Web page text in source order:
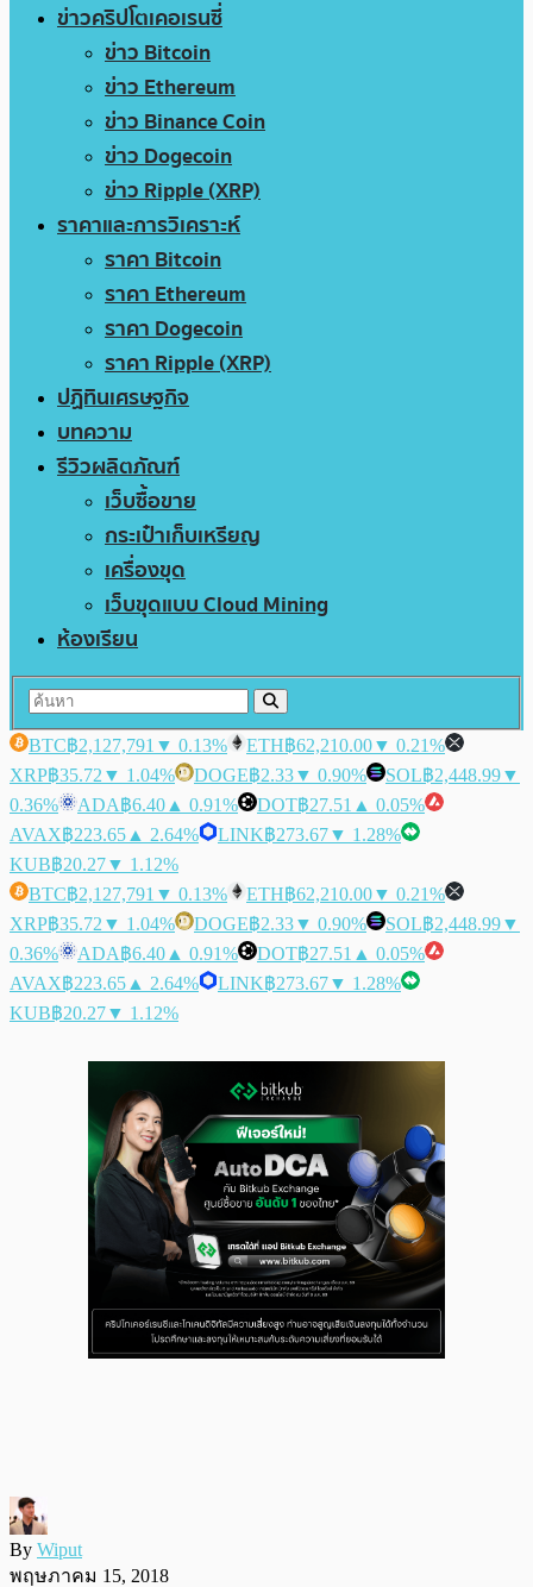
ข่าวคริปโตเคอเรนซี่
ข่าว Bitcoin
ข่าว Ethereum
ข่าว Binance Coin
ข่าว Dogecoin
ข่าว Ripple (XRP)
ราคาและการวิเคราะห์
ราคา Bitcoin
ราคา Ethereum
ราคา Dogecoin
ราคา Ripple (XRP)
ปฏิทินเศรษฐกิจ
บทความ
รีวิวผลิตภัณฑ์
เว็บซื้อขาย
กระเป๋าเก็บเหรียญ
เครื่องขุด
เว็บขุดแบบ Cloud Mining
ห้องเรียน
BTC฿2,127,791 ▼ 0.13% ETH฿62,210.00▼ 0.21%
XRP฿35.72 ▼ 1.04% DOGE฿2.33▼ 0.90% SOL฿2,448.99▼
0.36%
ADA฿6.40 ▲ 0.91% DOT฿27.51 ▲ 0.05%
AVAX฿223.65 ▲ 2.64% LINK฿273.67▼ 1.28%
KUB฿20.27▼ 1.12%
BTC฿2,127,791 ▼ 0.13% ETH฿62,210.00▼ 0.21%
XRP฿35.72 ▼ 1.04% DOGE฿2.33▼ 0.90% SOL฿2,448.99▼
0.36%
ADA฿6.40 ▲ 0.91% DOT฿27.51 ▲ 0.05%
AVAX฿223.65 ▲ 2.64% LINK฿273.67▼ 1.28%
KUB฿20.27▼ 1.12%
By Wiput
พฤษภาคม 15, 2018